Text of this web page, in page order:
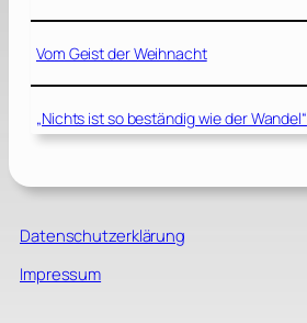
Vom Geist der Weihnacht
„Nichts ist so beständig wie der Wandel“
Datenschutzerklärung
Impressum